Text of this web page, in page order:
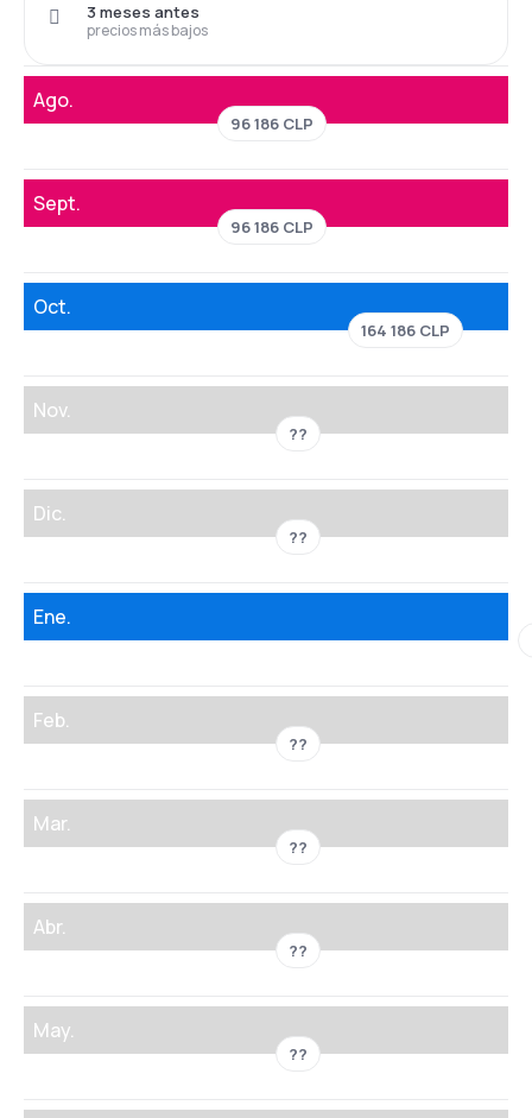
precios más bajos
3 meses antes
Ago.
96 186 CLP
Sept.
96 186 CLP
Oct.
164 186 CLP
Nov.
??
Dic.
??
Ene.
Feb.
??
Mar.
??
Abr.
??
May.
??